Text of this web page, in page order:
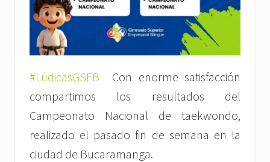
#LúdicasGSEB Con enorme satisfacción
compartimos los resultados del
Campeonato Nacional de taekwondo,
realizado el pasado fin de semana en la
ciudad de Bucaramanga.